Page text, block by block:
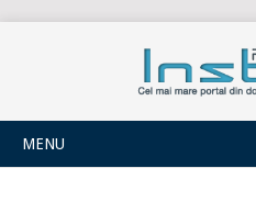
MENU